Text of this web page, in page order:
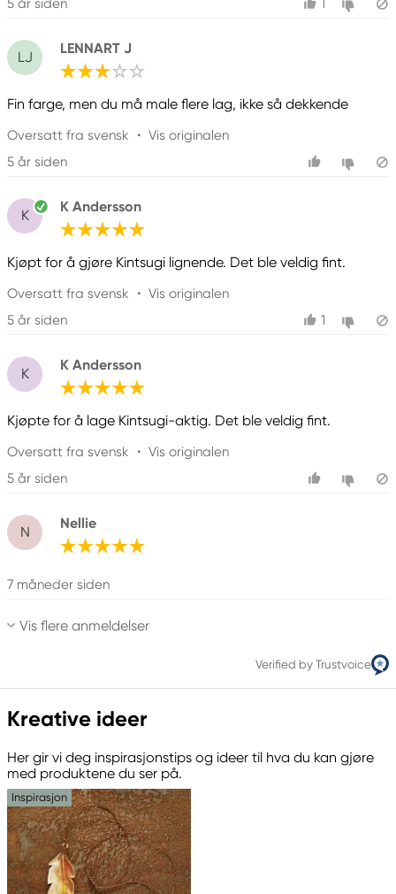
Ansvarlig EU
Pebeo
Pébéo
13881 GEMENOS, CEDEX, France
info@pebeo.com
5 år siden
LJ
LENNART J
Fin farge, men du må male flere lag, ikke så dekkende
Oversatt fra svensk • Vis originalen
5 år siden
K
K Andersson
Kjøpt for å gjøre Kintsugi lignende. Det ble veldig fint.
Oversatt fra svensk • Vis originalen
5 år siden
1
K
K Andersson
Kjøpte for å lage Kintsugi-aktig. Det ble veldig fint.
Oversatt fra svensk • Vis originalen
5 år siden
N
Nellie
7 måneder siden
Vis flere anmeldelser
Verified by Trustvoice
Kreative ideer
Her gir vi deg inspirasjonstips og ideer til hva du kan gjøre
med produktene du ser på.
Inspirasjon